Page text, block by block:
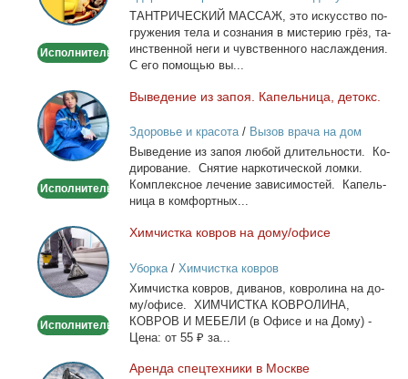
Исполнитель
ТАНТРИЧЕСКИЙ МАССАЖ, это ис­кус­ство по­
гру­же­ния те­ла и со­зна­ния в ми­сте­рию грёз, та­
ин­ствен­ной неги и чув­ствен­но­го на­сла­жде­ния.
С его по­мо­щью вы...
Выведение
из
запоя.
Капельница,
Исполнитель
Вы­ве­де­ние из за­поя. Ка­пель­ни­ца, де­токс.
Здоровье и красота/ Вызов врача на дом
Вы­ве­де­ние из за­поя лю­бой дли­тель­но­сти. Ко­
ди­ро­ва­ние. Сня­тие нар­ко­ти­че­ской лом­ки.
Ком­плекс­ное ле­че­ние за­ви­си­мо­стей. Ка­пель­
ни­ца в ком­форт­ных...
Химчистка
ковров
на
дому/
Исполнитель
Хим­чист­ка ков­ров на до­му/офи­се
Уборка/ Химчистка ковров
Хим­чист­ка ков­ров, ди­ва­нов, ков­ро­ли­на на до­
му/офи­се. ХИМЧИСТКА КОВРОЛИНА,
КОВРОВ И МЕБЕЛИ (в Офи­се и на До­му) -
Це­на: от 55 ₽ за...
Аренда
Арен­да спец­тех­ни­ки в Москве